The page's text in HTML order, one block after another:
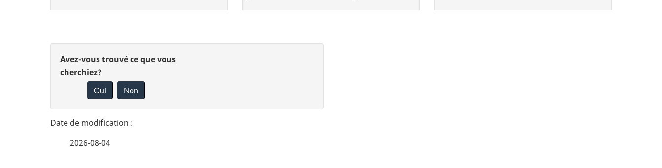
i
l
D
n
Avez-vous trouvé ce que vous
cherchiez?
Oui Non
2026-08-04